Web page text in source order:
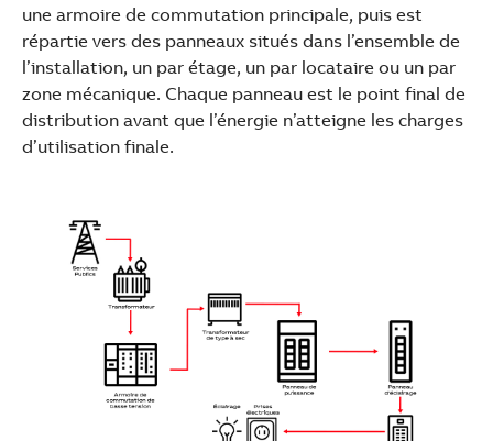
une armoire de commutation principale, puis est
répartie vers des panneaux situés dans l’ensemble de
l’installation, un par étage, un par locataire ou un par
zone mécanique. Chaque panneau est le point final de
distribution avant que l’énergie n’atteigne les charges
d’utilisation finale.